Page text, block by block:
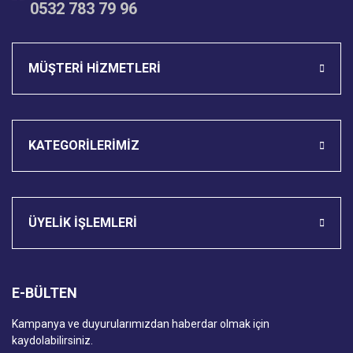
0532 783 79 96
MÜŞTERİ HİZMETLERİ
KATEGORİLERİMİZ
ÜYELİK İŞLEMLERİ
E-BÜLTEN
Kampanya ve duyurularımızdan haberdar olmak için
kaydolabilirsiniz.